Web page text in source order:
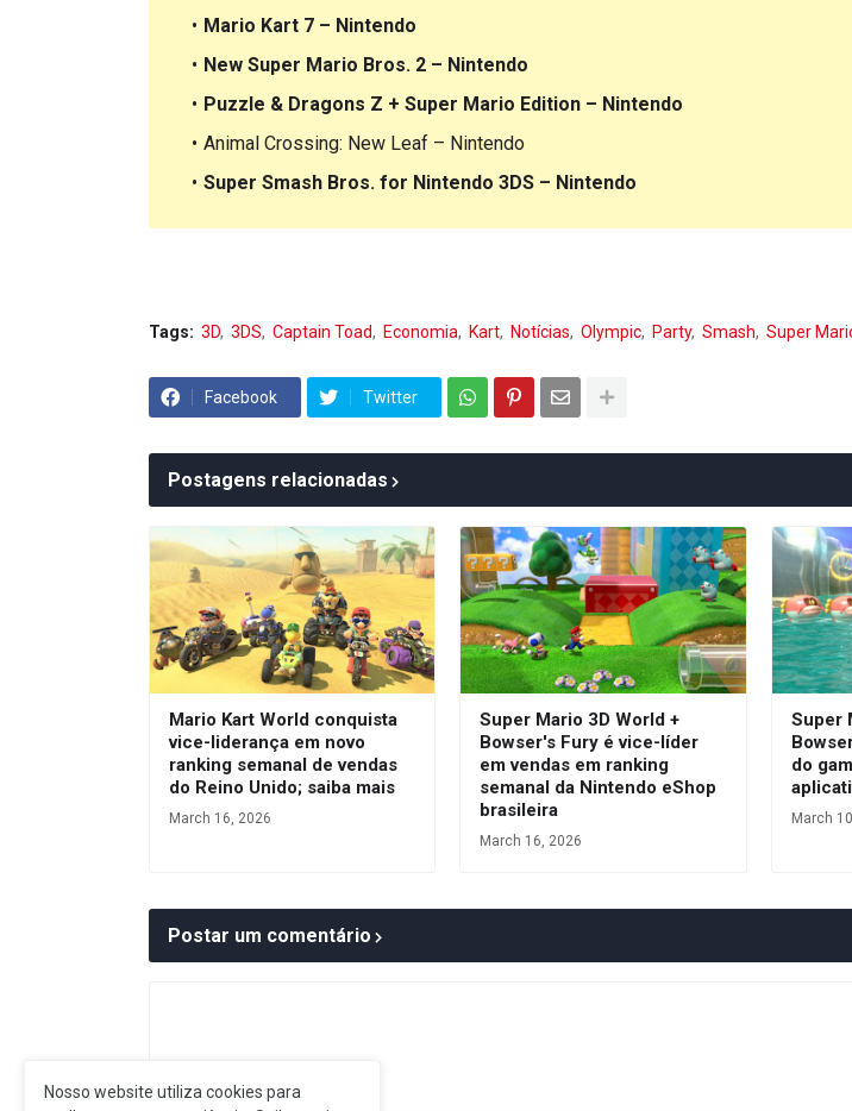
Mario Kart 7 – Nintendo
New Super Mario Bros. 2 – Nintendo
Puzzle & Dragons Z + Super Mario Edition – Nintendo
Animal Crossing: New Leaf – Nintendo
Super Smash Bros. for Nintendo 3DS – Nintendo
Tags: 3D 3DS Captain Toad Economia Kart Notícias Olympic Party Smash Super
Facebook Twitter
Postagens relacionadas
Mario Kart World conquista
vice-liderança em novo
ranking semanal de vendas
do Reino Unido; saiba mais
March 16, 2026
Super Mario 3D World +
Bowser's Fury é vice-líder
em vendas em ranking
semanal da Nintendo eShop
brasileira
March 16, 2026
Super
do
March
Postar um comentário
Nosso website utiliza cookies para